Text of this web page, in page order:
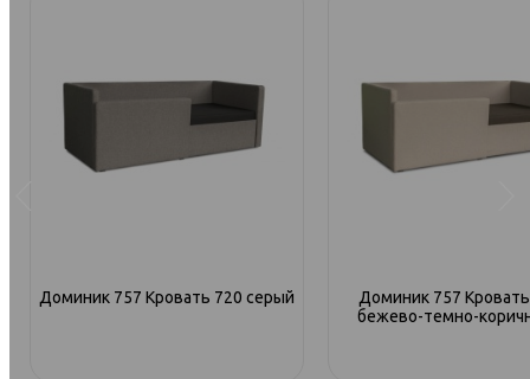
Доминик 757 Кровать 720 серый
Доминик 757
бежево-темно-